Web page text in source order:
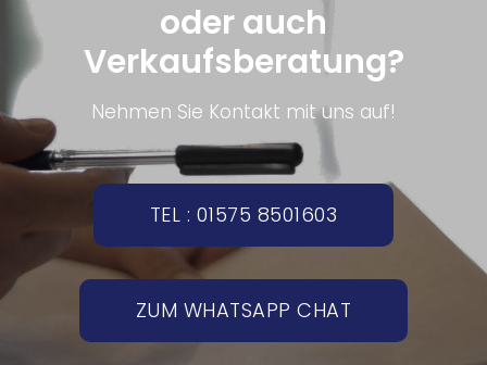
oder auch
Verkaufsberatung?
Nehmen Sie Kontakt mit uns auf!
TEL : 01575 8501603
ZUM WHATSAPP CHAT